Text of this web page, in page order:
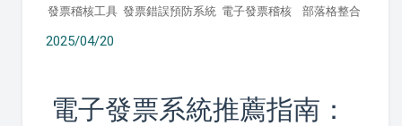
發票稽核工具 發票錯誤預防系統 電子發票稽核 部落格整合
2025/04/20
電子發票系統推薦指南：